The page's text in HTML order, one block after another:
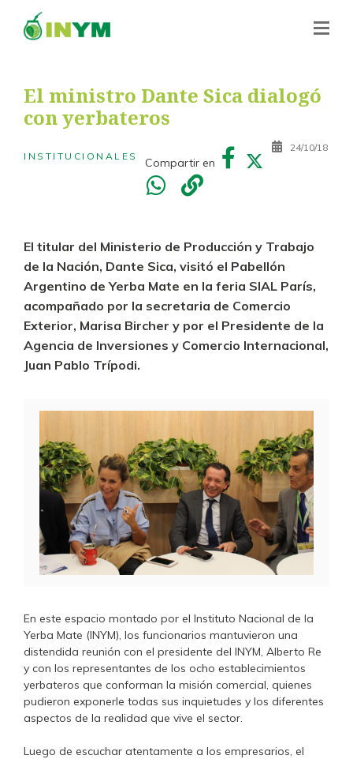
El ministro Dante Sica dialogó
con yerbateros
24/10/18
INSTITUCIONALES Compartir en
El titular del Ministerio de Producción y Trabajo
de la Nación, Dante Sica, visitó el Pabellón
Argentino de Yerba Mate en la feria SIAL París,
acompañado por la secretaria de Comercio
Exterior, Marisa Bircher y por el Presidente de la
Agencia de Inversiones y Comercio Internacional,
Juan Pablo Trípodi.
En este espacio montado por el Instituto Nacional de la
Yerba Mate (INYM), los funcionarios mantuvieron una
distendida reunión con el presidente del INYM, Alberto Re
y con los representantes de los ocho establecimientos
yerbateros que conforman la misión comercial, quienes
pudieron exponerle todas sus inquietudes y los diferentes
aspectos de la realidad que vive el sector.
Luego de escuchar atentamente a los empresarios, el